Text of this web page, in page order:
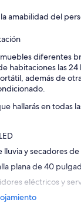
amabilidad del
diferentes
habitaciones las 24
además de
hallarás en todas
lluvia y secadores
plana de 40
eléctricos y